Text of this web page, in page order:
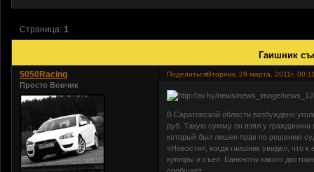
Гаишник
Страница:1
ПоделитьсяВторник, 29 марта, 2011г.
5050Racing
Просто Вовчик
В Саратовской области возбуждено
руб. Такую сумму он взял у гражданина
который был лишен прав по решению
«Новости», когда гаишник увидел, что
купюры и съел. Банкноты какого